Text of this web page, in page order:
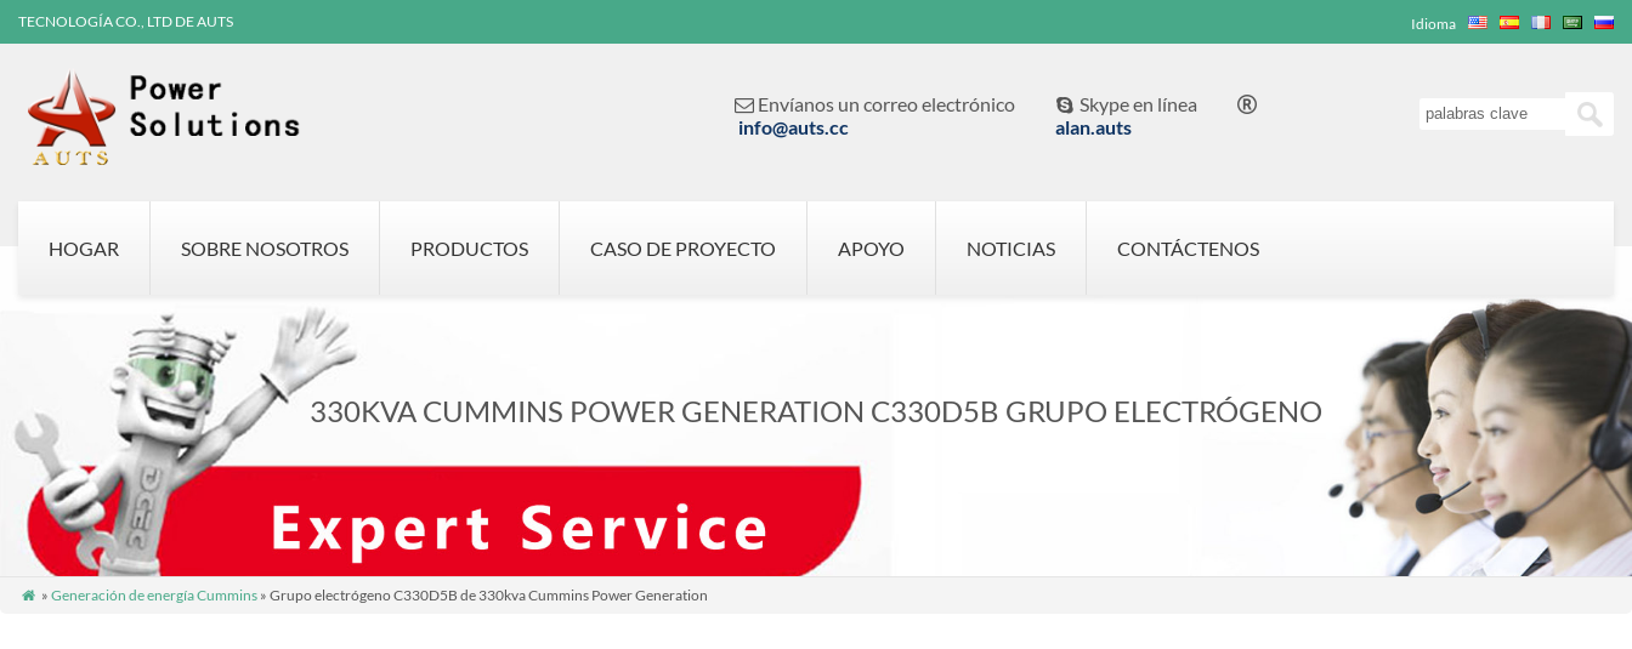
TECNOLOGÍA CO., LTD DE AUTS Idioma
 Envíanos un correo electrónico
info@auts.cc
 Skype en línea
alan.auts

HOGAR SOBRE NOSOTROS PRODUCTOS CASO DE PROYECTO APOYO NOTICIAS CONTÁCTENOS
330KVA CUMMINS POWER GENERATION C330D5B GRUPO ELECTRÓGENO
 » Generación de energía Cummins» Grupo electrógeno C330D5B de 330kva Cummins Power Generation